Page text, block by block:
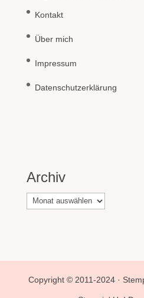
Kontakt
Über mich
Impressum
Datenschutzerklärung
Archiv
Archiv
Copyright © 2011-2024 ·